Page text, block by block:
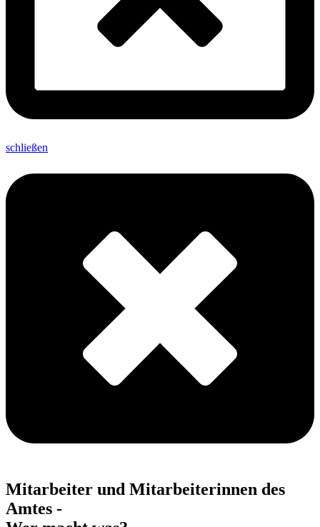
schließen
Mitarbeiter und Mitarbeiterinnen des
Amtes -